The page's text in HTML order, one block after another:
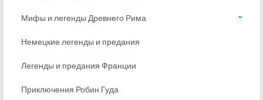
Мифы и легенды Древнего Рима
Немецкие легенды и предания
Легенды и предания Франции
Приключения Робин Гуда